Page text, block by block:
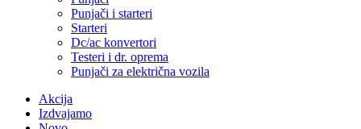
Punjači i starteri
Starteri
Dc/ac konvertori
Testeri i dr. oprema
Punjači za električna vozila
Akcija
Izdvajamo